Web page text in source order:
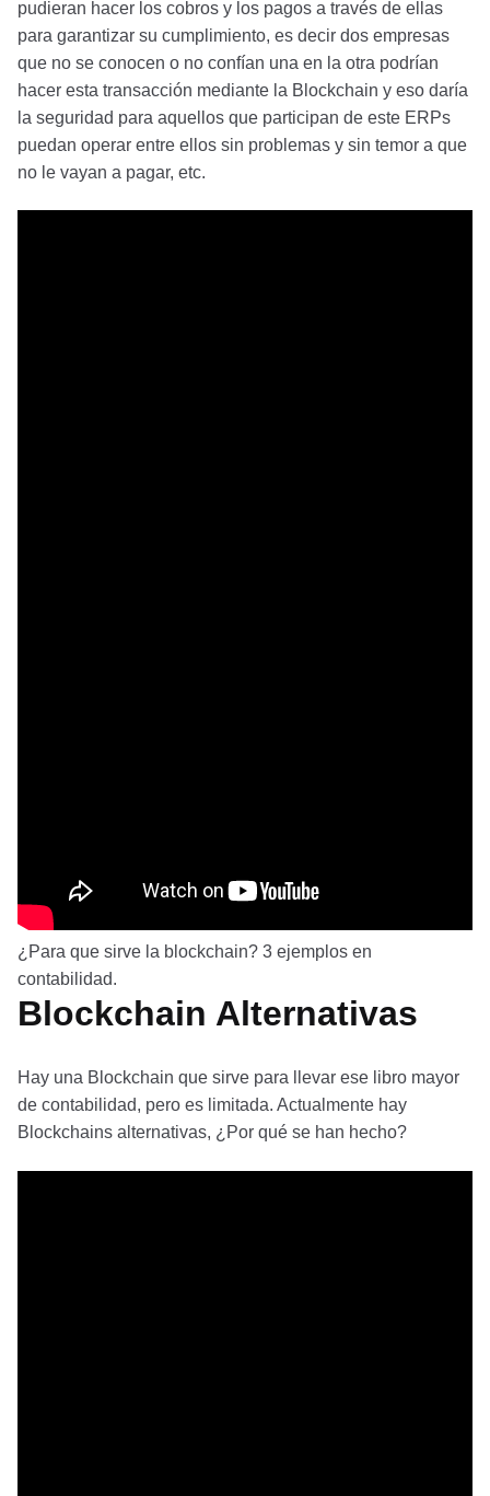
pudieran hacer los cobros y los pagos a través de ellas
para garantizar su cumplimiento, es decir dos empresas
que no se conocen o no confían una en la otra podrían
hacer esta transacción mediante la Blockchain y eso daría
la seguridad para aquellos que participan de este ERPs
puedan operar entre ellos sin problemas y sin temor a que
no le vayan a pagar, etc.
¿Para que sirve la blockchain? 3 ejemplos en
contabilidad.
Blockchain Alternativas
Hay una Blockchain que sirve para llevar ese libro mayor
de contabilidad, pero es limitada. Actualmente hay
Blockchains alternativas, ¿Por qué se han hecho?